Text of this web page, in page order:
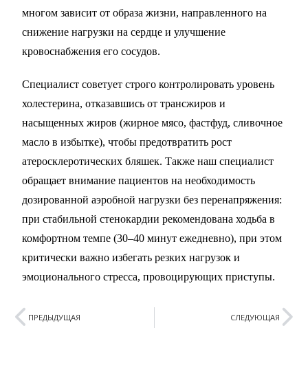
многом зависит от образа жизни, направленного на
снижение нагрузки на сердце и улучшение
кровоснабжения его сосудов.
Специалист советует строго контролировать уровень
холестерина, отказавшись от трансжиров и
насыщенных жиров (жирное мясо, фастфуд, сливочное
масло в избытке), чтобы предотвратить рост
атеросклеротических бляшек. Также наш специалист
обращает внимание пациентов на необходимость
дозированной аэробной нагрузки без перенапряжения:
при стабильной стенокардии рекомендована ходьба в
комфортном темпе (30–40 минут ежедневно), при этом
критически важно избегать резких нагрузок и
эмоционального стресса, провоцирующих приступы.
ПРЕДЫДУЩАЯ СЛЕДУЮЩАЯ